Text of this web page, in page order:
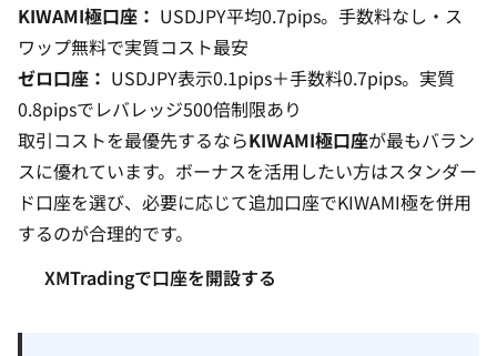
KIWAMI極口座： USDJPY平均0.7pips。手数料なし・ス
ワップ無料で実質コスト最安
ゼロ口座： USDJPY表示0.1pips＋手数料0.7pips。実質
0.8pipsでレバレッジ500倍制限あり
取引コストを最優先するならKIWAMI極口座が最もバラン
スに優れています。ボーナスを活用したい方はスタンダー
ド口座を選び、必要に応じて追加口座でKIWAMI極を併用
するのが合理的です。
XMTradingで口座を開設する